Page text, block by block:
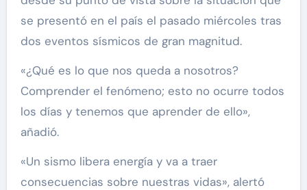
se presentó en el país el pasado miércoles tras
dos eventos sísmicos de gran magnitud.
«¿Qué es lo que nos queda a nosotros?
Comprender el fenómeno; esto no ocurre todos
los días y tenemos que aprender de ello»,
añadió.
«Un sismo libera energía y va a traer
consecuencias sobre nuestras vidas», alertó